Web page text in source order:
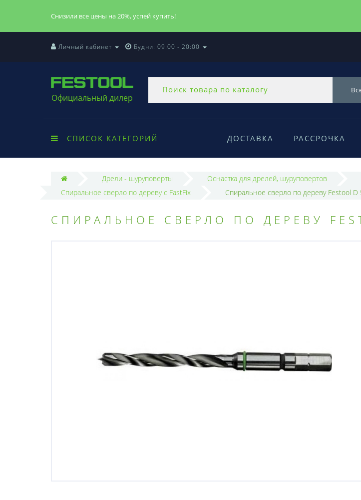
Снизили все цены на 20%, успей купить!
Личный кабинет Будни: 09:00 - 20:00
Официальный дилер
СПИСОК КАТЕГОРИЙ ДОСТАВКА РАССРОЧКА
Дрели - шуруповерты Оснастка для дрелей, шуруповертов
Спиральное сверло по дереву с FastFix
Спиральное сверло по дереву Festool D
СПИРАЛЬНОЕ СВЕРЛО ПО ДЕРЕВУ